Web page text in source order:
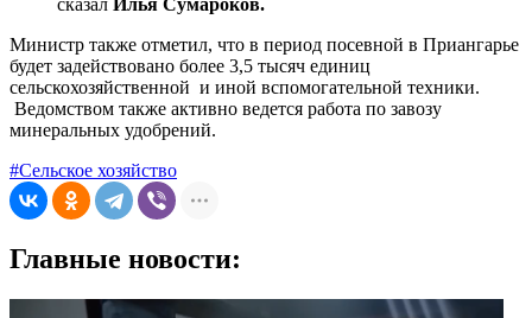
сказал Илья Сумароков.
Министр также отметил, что в период посевной в Приангарье
будет задействовано более 3,5 тысяч единиц
сельскохозяйственной и иной вспомогательной техники.
Ведомством также активно ведется работа по завозу
минеральных удобрений.
#Сельское хозяйство
Главные новости: